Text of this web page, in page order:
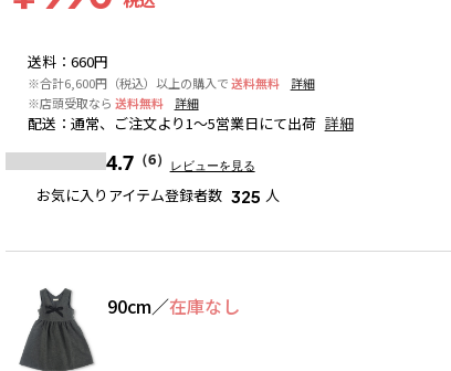
送料： 660円
※合計6,600円（税込）以上の購入で送料無料
詳細
※店頭受取なら 送料無料 詳細
配送 ： 通常、ご注文より1～5営業日にて出荷 詳細
4.7（6） レビューを見る
お気に入りアイテム登録者数 325 人
90cm／在庫なし